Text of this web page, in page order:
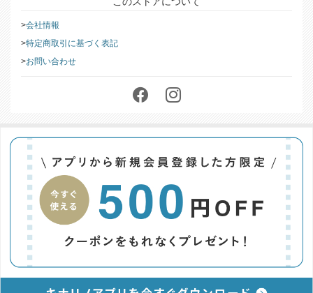
会社情報
特定商取引に基づく表記
お問い合わせ